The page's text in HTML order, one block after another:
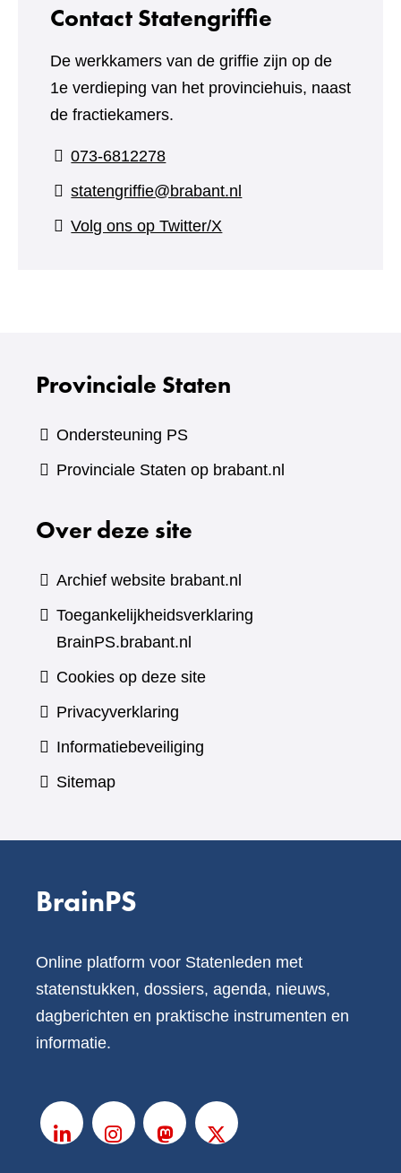
Contact Statengriffie
De werkkamers van de griffie zijn op de
1e verdieping van het provinciehuis, naast
de fractiekamers.
073-6812278
statengriffie@brabant.nl
Volg ons op Twitter/X
Provinciale Staten
Ondersteuning PS
Provinciale Staten op brabant.nl
Over deze site
Archief website brabant.nl
Toegankelijkheidsverklaring
BrainPS.brabant.nl
Cookies op deze site
Privacyverklaring
Informatiebeveiliging
Sitemap
BrainPS
Online platform voor Statenleden met
statenstukken, dossiers, agenda, nieuws,
dagberichten en praktische instrumenten en
informatie.